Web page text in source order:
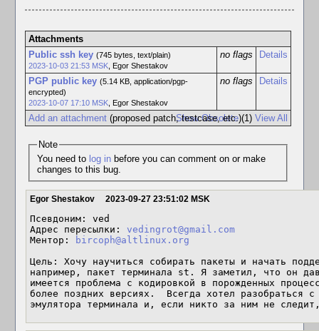
Attachments
Public ssh key (745 bytes, text/plain)
2023-10-03 21:53 MSK, Egor Shestakov
no flags Details
PGP public key (5.14 KB, application/pgp-
encrypted)
2023-10-07 17:10 MSK, Egor Shestakov
no flags Details
Show Obsolete(1)View All
Add an attachment(proposed patch, testcase, etc.)
Note
You need to log inbefore you can comment on or make
changes to this bug.
Egor Shestakov 2023-09-27 23:51:02 MSK
Псевдоним: ved
Адрес пересылки: vedingrot@gmail.com
Ментор:
bircoph@altlinux.org
Цель: Хочу научиться собирать пакеты и начать
например, пакет терминала st. Я заметил, что он
имеется проблема с кодировкой в порожденных
более поздних версиях.  Всегда хотел разобраться с
эмулятора терминала и, если никто за ним не